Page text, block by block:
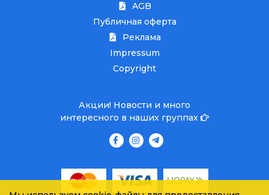
AGB
Публичная оферта
Реклама
Impressum
Copyright
Акции! Новости и много
интересного в наших группах